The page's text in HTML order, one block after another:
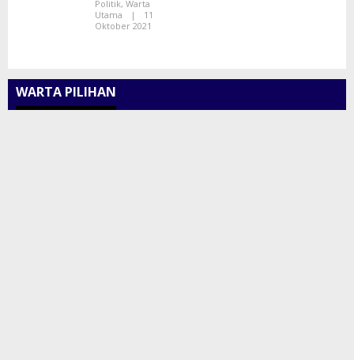
Politik, Warta
Utama
|
11
Oktober 2021
WARTA PILIHAN